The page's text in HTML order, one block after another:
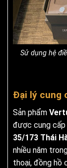
Sử dụng hệ
Đại lý cung
Sản phẩm
được cung cấp
35/173 Thái
nhiều năm
thoại, đồng hồ